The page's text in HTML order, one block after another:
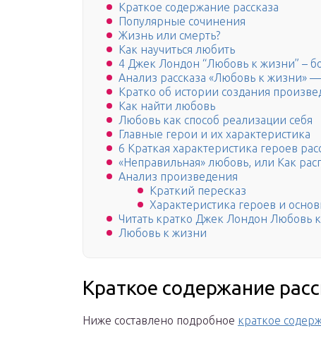
Краткое содержание рассказа
Популярные сочинения
Жизнь или смерть?
Как научиться любить
4 Джек Лондон “Любовь к жизни” –
Анализ рассказа «Любовь к жизни»
Кратко об истории создания
Как найти любовь
Любовь как способ реализации себя
Главные герои и их характеристика
6 Краткая характеристика героев
«Неправильная» любовь, или Как
Анализ произведения
Краткий пересказ
Характеристика героев и
Читать кратко Джек Лондон Любовь
Любовь к жизни
Краткое содержание
Ниже составлено подробное краткое